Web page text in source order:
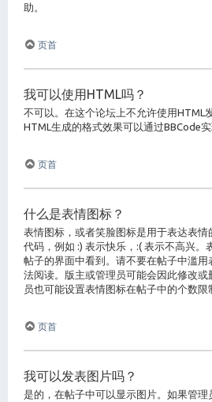
助。
页首
我可以使用HTML吗？
不可以。在这个论坛上不允许使用HTML
HTML生成的格式效果可以通过BBCode实
页首
什么是表情图标？
表情图标，或者笑脸图标是用于表达表
代码，例如 :) 表示快乐，:( 表示不高兴。
帖子的界面中看到。请不要在帖子中滥
法阅读。版主或管理员可能会因此修改或
员也可能设置表情图标在帖子中的个数限
页首
我可以发表图片吗？
是的，在帖子中可以显示图片。如果管理